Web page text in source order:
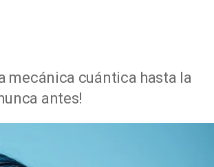
mecánica cuántica hasta la
antes!